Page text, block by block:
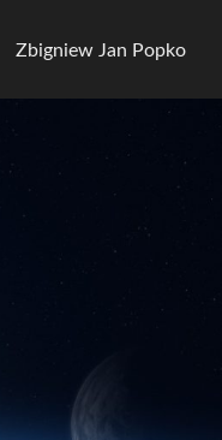
Zbigniew Jan Popko